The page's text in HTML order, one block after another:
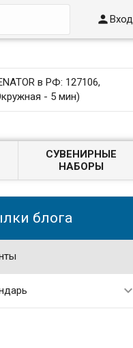
Вход
в РФ: 127106,
- 5 мин)
СУВЕНИРНЫЕ
НАБОРЫ
блога